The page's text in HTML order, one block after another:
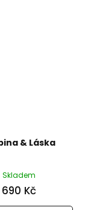
& Láska
Skladem
690 Kč